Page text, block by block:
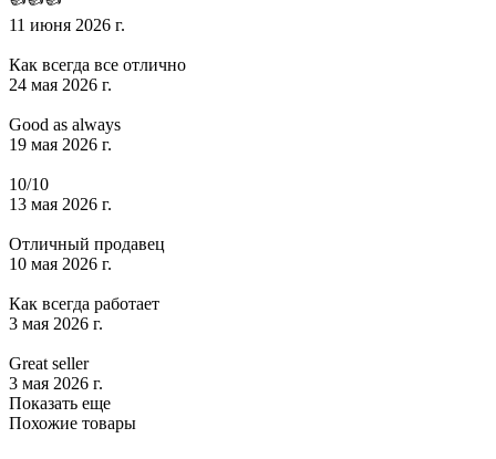
11 июня 2026 г.
Как всегда все отлично
24 мая 2026 г.
Good as always
19 мая 2026 г.
10/10
13 мая 2026 г.
Отличный продавец
10 мая 2026 г.
Как всегда работает
3 мая 2026 г.
Great seller
3 мая 2026 г.
Показать еще
Похожие товары